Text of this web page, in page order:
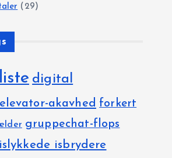
(29)
digital
elevator-akavhed forkert
gruppechat-flops
isbrydere